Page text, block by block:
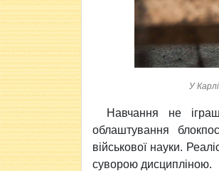
У
Навчання не
облаштування
військової науки.
суворою дисципліною.